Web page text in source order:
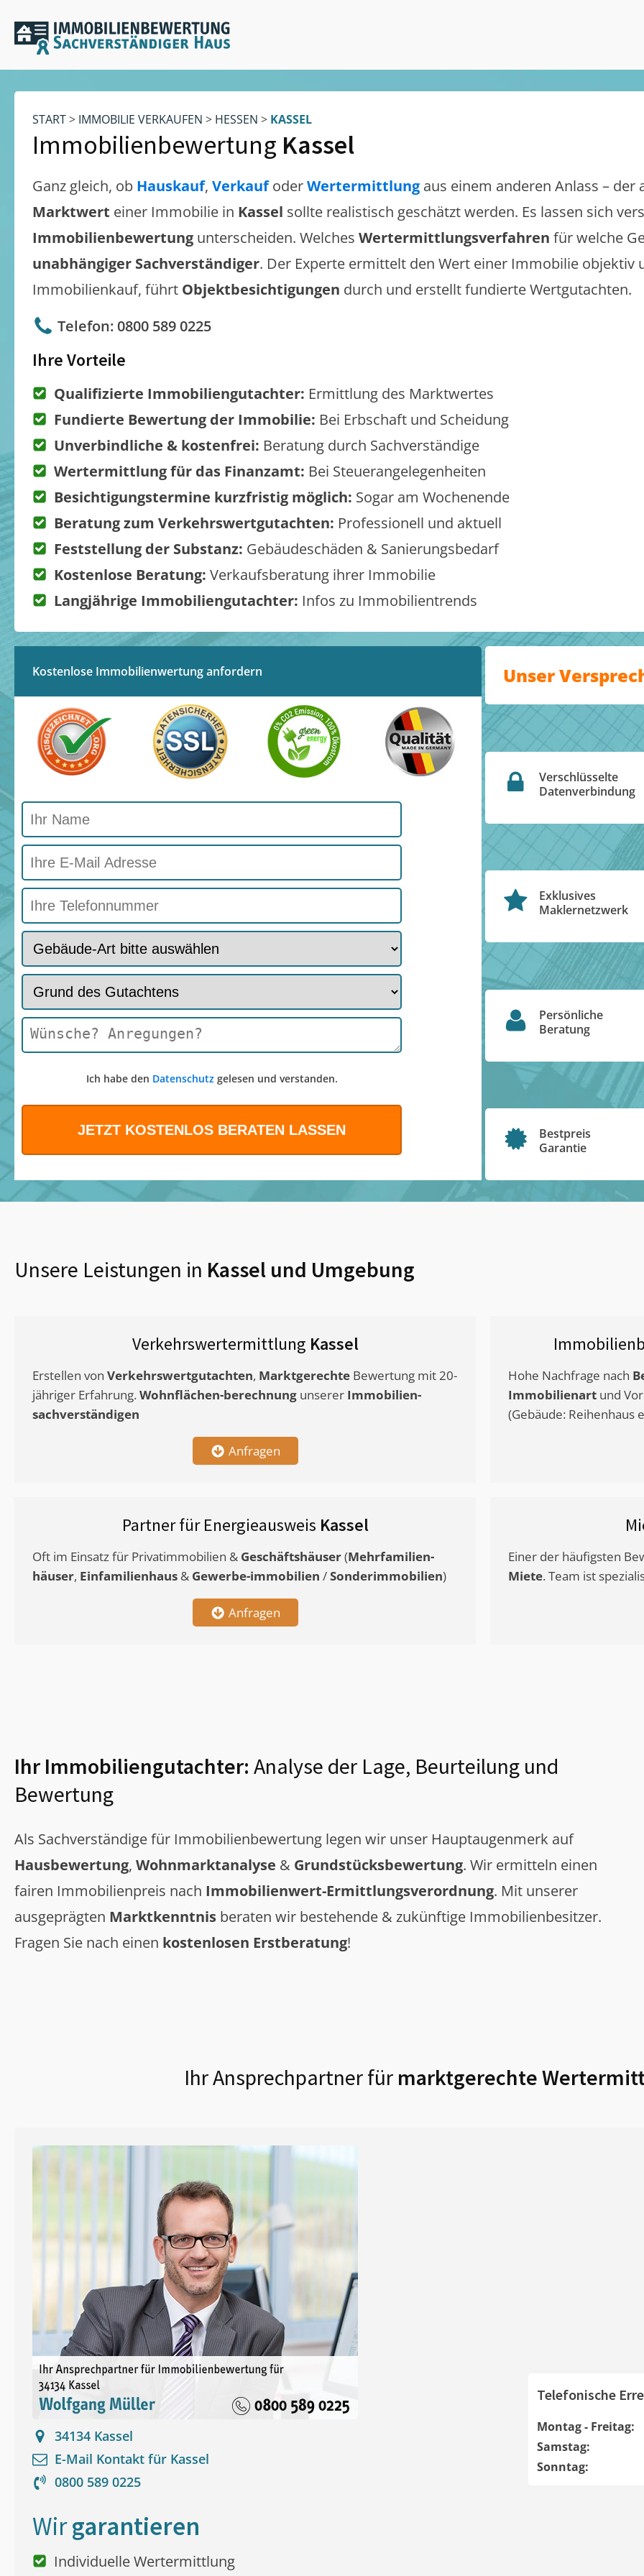
START> IMMOBILIE VERKAUFEN > HESSEN > KASSEL
Immobilienbewertung Kassel
Ganz gleich, ob Hauskauf, VerkaufoderWertermittlung aus einem anderen Anlass – der
Marktwert einer Immobilie in Kassel sollte realistisch geschätzt werden. Es lassen sich
Immobilienbewertung unterscheiden. Welches Wertermittlungsverfahren für welche
unabhängiger Sachverständiger. Der Experte ermittelt den Wert einer Immobilie objektiv
Immobilienkauf, führt Objektbesichtigungen durch und erstellt fundierte Wertgutachten.
Telefon: 0800 589 0225
Ihre Vorteile
Qualifizierte Immobiliengutachter: Ermittlung des Marktwertes
Fundierte Bewertung der Immobilie: Bei Erbschaft und Scheidung
Unverbindliche & kostenfrei: Beratung durch Sachverständige
Wertermittlung für das Finanzamt: Bei Steuerangelegenheiten
Besichtigungstermine kurzfristig möglich: Sogar am Wochenende
Beratung zum Verkehrswertgutachten: Professionell und aktuell
Feststellung der Substanz: Gebäudeschäden & Sanierungsbedarf
Kostenlose Beratung: Verkaufsberatung ihrer Immobilie
Langjährige Immobiliengutachter: Infos zu Immobilientrends
Kostenlose Immobilienwertung anfordern
Ich habe den Datenschutzgelesen und verstanden.
Unser
Verschlüsselte
Datenverbindung
Exklusives
Maklernetzwerk
Persönliche
Beratung
Bestpreis
Garantie
Unsere Leistungen in Kassel und Umgebung
Verkehrswertermittlung Kassel
Erstellen von Verkehrswertgutachten, Marktgerechte Bewertung mit 20-
jähriger Erfahrung. Wohnflächen-berechnung unserer Immobilien-
sachverständigen
Anfragen
Hohe Nachfrage nach
Immobilienart und
(Gebäude: Reihenhaus
Partner für Energieausweis Kassel
Oft im Einsatz für Privatimmobilien & Geschäftshäuser(Mehrfamilien-
häuser, Einfamilienhaus & Gewerbe-immobilien /Sonderimmobilien)
Anfragen
Einer der häufigsten
Miete. Team ist
Ihr Immobiliengutachter: Analyse der Lage, Beurteilung und
Bewertung
Als Sachverständige für Immobilienbewertung legen wir unser Hauptaugenmerk auf
Hausbewertung, Wohnmarktanalyse & Grundstücksbewertung. Wir ermitteln einen
fairen Immobilienpreis nach Immobilienwert-Ermittlungsverordnung. Mit unserer
ausgeprägten Marktkenntnis beraten wir bestehende & zukünftige Immobilienbesitzer.
Fragen Sie nach einen kostenlosen Erstberatung!
Ihr Ansprechpartner für marktgerechte
34134 Kassel
E-Mail Kontakt für Kassel
0800 589 0225
Telefonische
Montag - Freitag:
Samstag:
Sonntag:
Wirgarantieren
Individuelle Wertermittlung